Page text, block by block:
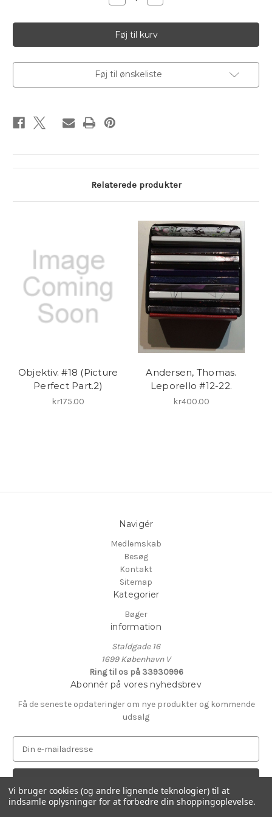
antallet
Objektiv
#22
antallet
Objektiv
#22
Føj til ønskeliste
Relaterede produkter
Objektiv. #18 (Picture
Perfect Part.2)
kr175.00
Andersen, Thomas.
Leporello #12-22.
kr400.00
Navigér
Medlemskab
Besøg
Kontakt
Sitemap
Kategorier
Bøger
information
Staldgade 16
1699 København V
Ring til os på 33930996
Abonnér på vores nyhedsbrev
Få de seneste opdateringer om nye produkter og kommende
udsalg
m
i
l
Vi bruger cookies (og andre lignende teknologier) til at
indsamle oplysninger for at forbedre din shoppingoplevelse.